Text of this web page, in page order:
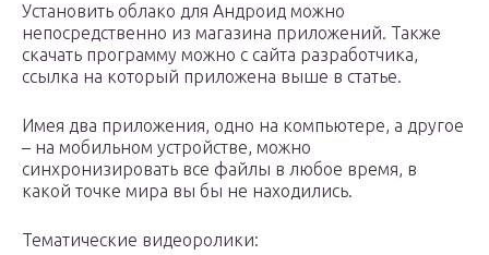
Установить облако для Андроид можно
непосредственно из магазина приложений. Также
скачать программу можно с сайта разработчика,
ссылка на который приложена выше в статье.
Имея два приложения, одно на компьютере, а другое
– на мобильном устройстве, можно
синхронизировать все файлы в любое время, в
какой точке мира вы бы не находились.
Тематические видеоролики: